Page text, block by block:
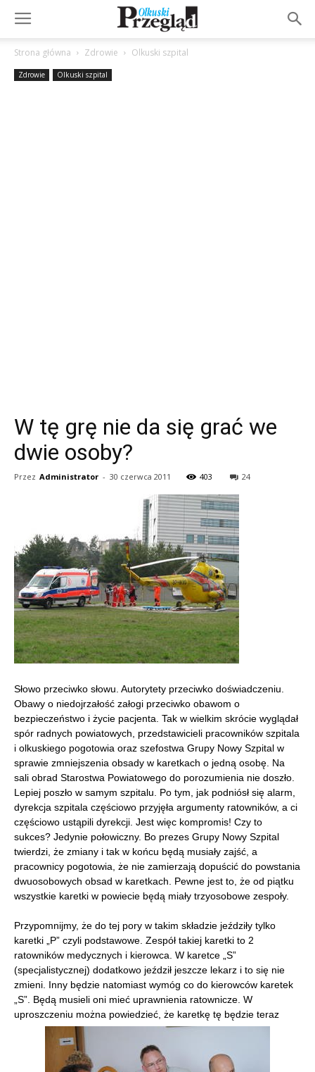
Strona główna Zdrowie Olkuski szpital
Zdrowie Olkuski szpital
W tę grę nie da się grać we
dwie osoby?
Przez Administrator - 30 czerwca 2011 403 24
Słowo przeciwko słowu. Autorytety przeciwko doświadczeniu.
Obawy o niedojrzałość załogi przeciwko obawom o
bezpieczeństwo i życie pacjenta. Tak w wielkim skrócie wyglądał
spór radnych powiatowych, przedstawicieli pracowników szpitala
i olkuskiego pogotowia oraz szefostwa Grupy Nowy Szpital w
sprawie zmniejszenia obsady w karetkach o jedną osobę. Na
sali obrad Starostwa Powiatowego do porozumienia nie doszło.
Lepiej poszło w samym szpitalu. Po tym, jak podniósł się alarm,
dyrekcja szpitala częściowo przyjęła argumenty ratowników, a ci
częściowo ustąpili dyrekcji. Jest więc kompromis! Czy to
sukces? Jedynie połowiczny. Bo prezes Grupy Nowy Szpital
twierdzi, że zmiany i tak w końcu będą musiały zajść, a
pracownicy pogotowia, że nie zamierzają dopuścić do powstania
dwuosobowych obsad w karetkach. Pewne jest to, że od piątku
wszystkie karetki w powiecie będą miały trzyosobowe zespoły.
Przypomnijmy, że do tej pory w takim składzie jeździły tylko
karetki „P” czyli podstawowe. Zespół takiej karetki to 2
ratowników medycznych i kierowca. W karetce „S”
(specjalistycznej) dodatkowo jeździł jeszcze lekarz i to się nie
zmieni. Inny będzie natomiast wymóg co do kierowców karetek
„S”. Będą musieli oni mieć uprawnienia ratownicze. W
uproszczeniu można powiedzieć, że karetkę tę będzie teraz